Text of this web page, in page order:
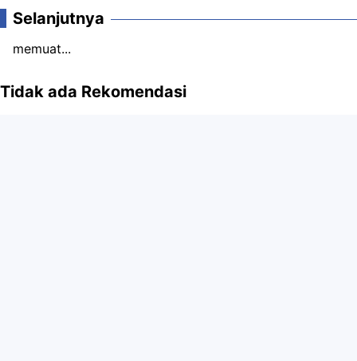
Selanjutnya
memuat...
Tidak ada Rekomendasi